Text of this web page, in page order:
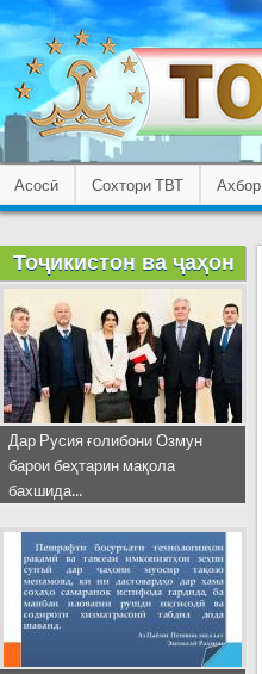
Асосӣ Сохтори ТВТ Ахбор
Тоҷикистон ва ҷаҳон
Дар Русия ғолибони Озмун
барои беҳтарин мақола
бахшида...